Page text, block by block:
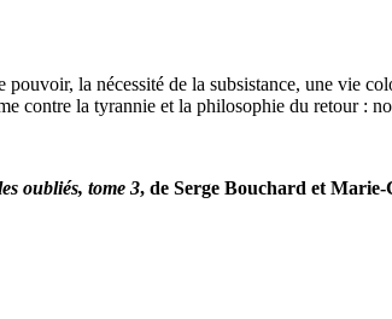
la nécessité de la subsistance, une vie
contre la tyrannie et la philosophie du retour :
oubliés, tome 3, de Serge Bouchard et